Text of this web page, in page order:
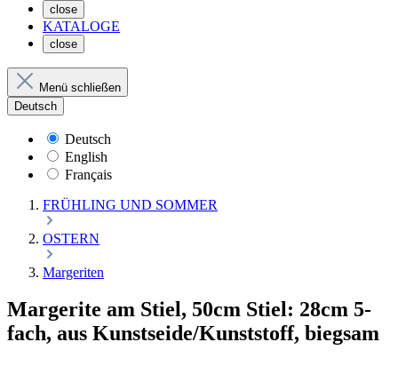
close
KATALOGE
close
Menü schließen
Deutsch
Deutsch
English
Français
FRÜHLING UND SOMMER
OSTERN
Margeriten
Margerite am Stiel, 50cm Stiel: 28cm 5-
fach, aus Kunstseide/Kunststoff, biegsam